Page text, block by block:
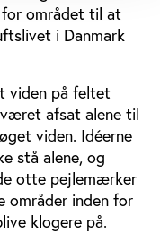
området til at
i Danmark
viden på feltet
afsat alene til
viden. Idéerne
stå alene, og
otte pejlemærker
områder inden for
klogere på.